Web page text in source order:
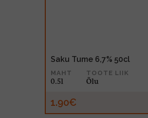
Saku Tume 6,7% 50cl
MAHT
0.5l
TOOTE LIIK
Õlu
1.90€